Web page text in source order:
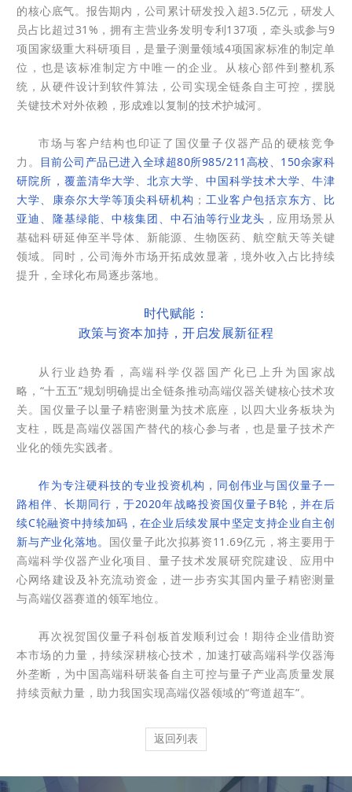
的核心底气。报告期内，公司累计研发投入超3.5亿元，研发人
员占比超过31%，拥有主营业务发明专利137项，牵头或参与9
项国家级重大科研项目，是量子测量领域4项国家标准的制定单
位，也是该标准制定方中唯一的企业。从核心部件到整机系
统，从硬件设计到软件算法，公司实现全链条自主可控，摆脱
关键技术对外依赖，形成难以复制的技术护城河。
市场与客户结构也印证了国仪量子仪器产品的硬核竞争
力。
目前公司产品已进入全球超80所985/211高校、150余家科
研院所，覆盖清华大学、北京大学、中国科学技术大学、牛津
大学、康奈尔大学等顶尖科研机构 ； 工业客户包括京东方、比
亚迪、隆基绿能、中核集团、中石油等行业龙头 ，应用场景从
基础科研延伸至半导体、新能源、生物医药、航空航天等关键
领域。同时，公司海外市场开拓成效显著，境外收入占比持续
提升，全球化布局逐步落地。
时代赋能：
政策与资本加持，开启发展新征程
从行业趋势看，高端科学仪器国产化已上升为国家战
略，“十五五”规划明确提出全链条推动高端仪器关键核心技术攻
关。国仪量子以量子精密测量为技术底座，以四大业务板块为
支柱，既是高端仪器国产替代的核心参与者，也是量子技术产
业化的领先实践者。
作为专注硬科技的专业投资机构，同创伟业与国仪量子一
路相伴、长期同行，于2020年战略投资国仪量子B轮，并在后
续C轮融资中持续加码， 在企业后续发展中坚定支持企业自主创
新与产业化落地。 国仪量子此次拟募资11.69亿元，将主要用于
高端科学仪器产业化项目、量子技术发展研究院建设、应用中
心网络建设及补充流动资金，进一步夯实其国内量子精密测量
与高端仪器赛道的领军地位。
再次祝贺国仪量子科创板首发顺利过会！期待企业借助资
本市场的力量，持续深耕核心技术，加速打破高端科学仪器海
外垄断，为中国高端科研装备自主可控与量子产业高质量发展
持续贡献力量，助力我国实现高端仪器领域的“弯道超车”。
返回列表